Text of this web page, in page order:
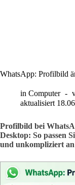
WhatsApp: Profilbild
in Computer
aktualisiert
Profilbild bei
Desktop: So passen
und unkompliziert an